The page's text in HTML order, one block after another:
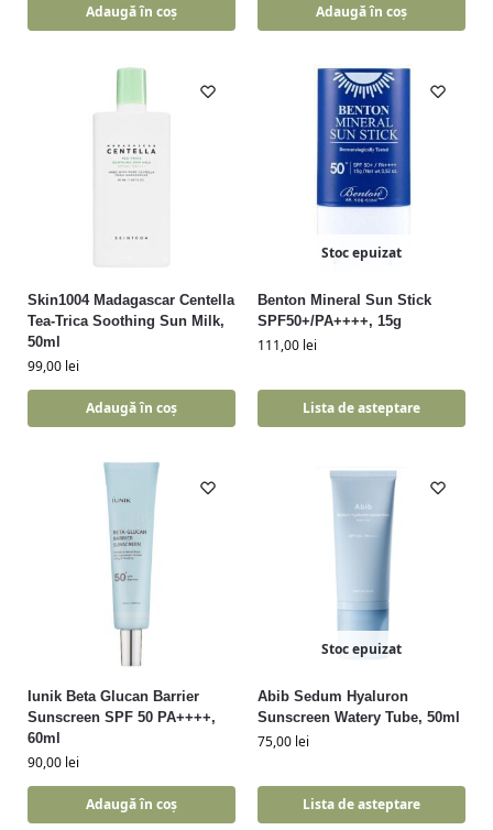
Adaugă în coș Adaugă în coș
Skin1004 Madagascar Centella
Tea-Trica Soothing Sun Milk,
50ml
99,00 lei
Adaugă în coș
Stoc epuizat
Benton Mineral Sun Stick
SPF50+/PA++++, 15g
111,00 lei
Lista de asteptare
Iunik Beta Glucan Barrier
Sunscreen SPF 50 PA++++,
60ml
90,00 lei
Adaugă în coș
Stoc epuizat
Abib Sedum Hyaluron
Sunscreen Watery Tube, 50ml
75,00 lei
Lista de asteptare